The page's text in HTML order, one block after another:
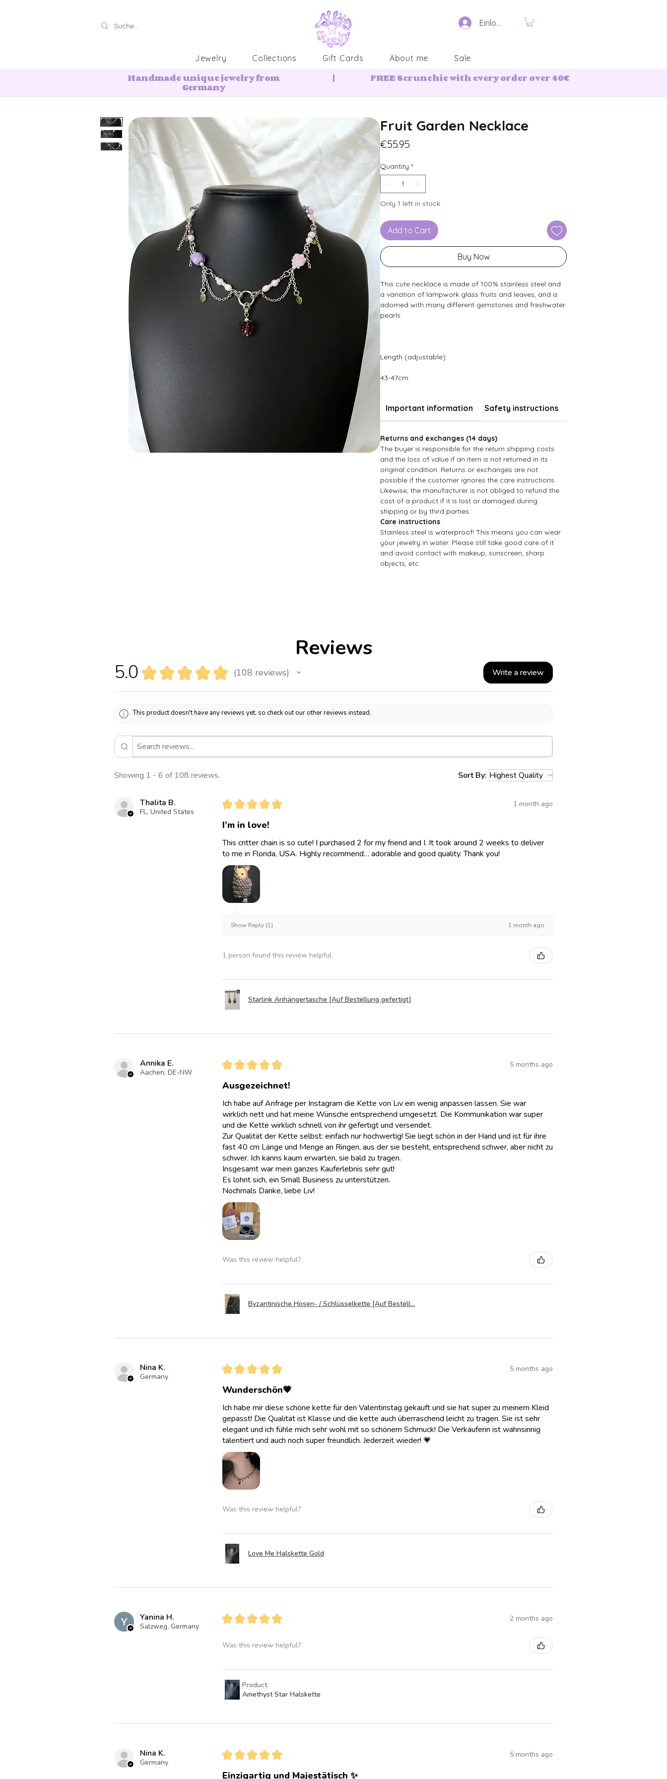
Einloggen
Jewelry Collections Gift Cards About me Sale
Handmade unique jewelry from
Germany
FREE Scrunchie with every order over 40€
|
Fruit Garden Necklace
€55.95
Quantity *
Only 1 left in stock
Add to Cart
Buy Now
This cute necklace is made of 100% stainless steel and
a variation of lampwork glass fruits and leaves, and is
adorned with many different gemstones and freshwater
pearls.
Length (adjustable):
43-47cm
Important information Safety instructions
Returns and exchanges (14 days)
The buyer is responsible for the return shipping costs
and the loss of value if an item is not returned in its
original condition. Returns or exchanges are not
possible if the customer ignores the care instructions.
Likewise, the manufacturer is not obliged to refund the
cost of a product if it is lost or damaged during
shipping or by third parties.
Care instructions
Stainless steel is waterproof! This means you can wear
your jewelry in water. Please still take good care of it
and avoid contact with makeup, sunscreen, sharp
objects, etc.
Reviews
5.0 ★ ★ ★ ★ ★ 108 reviews
108 Write a review
This product doesn't have any reviews yet, so check out our other reviews instead.
Showing 1 - 6 of 108 reviews. Sort By:
Thalita B.
FL, United States
★ ★ ★ ★ ★ 1 month ago
I’m in love!
This critter chain is so cute! I purchased 2 for my friend and I. It took around 2 weeks to deliver
to me in Florida, USA. Highly recommend… adorable and good quality. Thank you!
Show Reply (1) 1 month ago
1 person found this review helpful.
Starlink Anhängertasche [Auf Bestellung gefertigt]
Annika E.
Aachen, DE-NW
★ ★ ★ ★ ★ 5 months ago
Ausgezeichnet!
Ich habe auf Anfrage per Instagram die Kette von Liv ein wenig anpassen lassen. Sie war
wirklich nett und hat meine Wünsche entsprechend umgesetzt. Die Kommunikation war super
und die Kette wirklich schnell von ihr gefertigt und versendet.
Zur Qualität der Kette selbst: einfach nur hochwertig! Sie liegt schön in der Hand und ist für ihre
fast 40 cm Länge und Menge an Ringen, aus der sie besteht, entsprechend schwer, aber nicht zu
schwer. Ich kanns kaum erwarten, sie bald zu tragen.
Insgesamt war mein ganzes Kauferlebnis sehr gut!
Es lohnt sich, ein Small Business zu unterstützen.
Nochmals Danke, liebe Liv!
Was this review helpful?
Byzantinische Hosen- / Schlüsselkette [Auf Bestell...
Nina K.
Germany
★ ★ ★ ★ ★ 5 months ago
Wunderschön💗
Ich habe mir diese schöne kette für den Valentinstag gekauft und sie hat super zu meinem Kleid
gepasst! Die Qualität ist Klasse und die kette auch überraschend leicht zu tragen. Sie ist sehr
elegant und ich fühle mich sehr wohl mit so schönem Schmuck! Die Verkäuferin ist wahnsinnig
talentiert und auch noch super freundlich. Jederzeit wieder! 💗
Was this review helpful?
Love Me Halskette Gold
Yanina H.
Salzweg, Germany
★ ★ ★ ★ ★ 2 months ago
Was this review helpful?
Product:
Amethyst Star Halskette
Nina K.
Germany
★ ★ ★ ★ ★ 5 months ago
Einzigartig und Majestätisch ✨